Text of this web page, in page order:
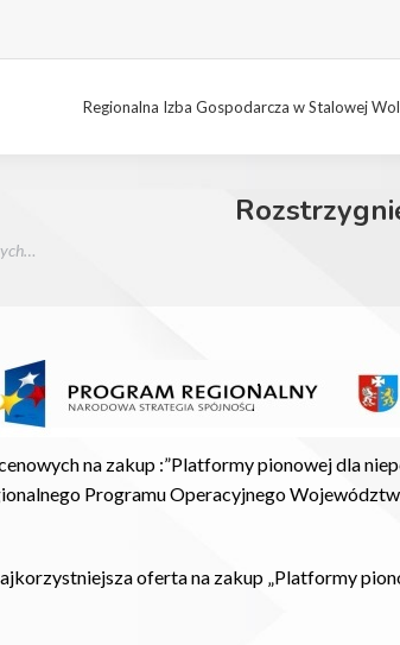
Regionalna Izba Gospodarcza w Stalowej
na zakup :”Platformy pionowej dla
Programu Operacyjnego
oferta na zakup „Platformy